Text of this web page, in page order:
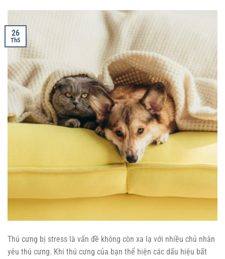
26
Th5
Thú cưng bị stress là vấn đề không còn xa lạ với nhiều chủ nhân
yêu thú cưng. Khi thú cưng của bạn thể hiện các dấu hiệu bất